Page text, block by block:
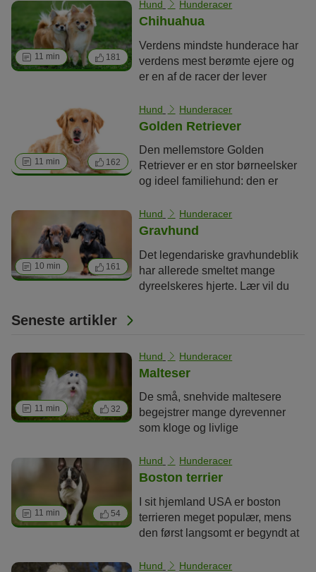
11 min 181
Hund Hunderacer
Chihuahua
Verdens mindste hunderace har
verdens mest berømte ejere og
er en af de racer der lever
superlative dimensioner, hvor de
har hjem i Madonnas, Britney
håndtasker. Den mexicanske
racehund er meget mere end en
luksuriøs skødehund.
11 min 162
Hund Hunderacer
Golden Retriever
Den mellemstore Golden
Retriever er en stor børneelsker
og ideel familiehund: den er
at håndtere, men har brug for lidt
pleje og meget bevægelse.
10 min 161
Hund Hunderacer
Gravhund
Det legendariske gravhundeblik
har allerede smeltet mange
dyreelskeres hjerte. Lær vil du
Seneste artikler
11 min 32
Hund Hunderacer
Malteser
De små, snehvide maltesere
begejstrer mange dyrevenner
som kloge og livlige
kammerater for mennesker, der
elsker altid at have deres hund
plejer den silkebløde pels.
11 min 54
Hund Hunderacer
Boston terrier
I sit hjemland USA er boston
terrieren meget populær, mens
den først langsomt er begyndt at
fans ved præcis, hvad de får med
Hund Hunderacer